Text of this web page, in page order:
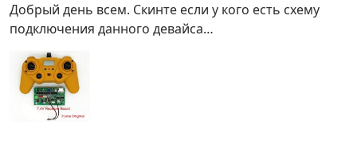
Добрый день всем. Скинте если у кого есть схему
подключения данного девайса…